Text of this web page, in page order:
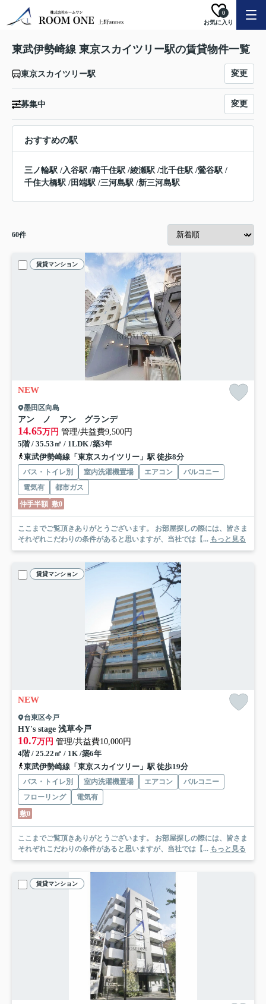
お気に入り
0
東武伊勢崎線 東京スカイツリー駅の賃貸物件一覧
東京スカイツリー駅 変更
募集中 変更
おすすめの駅
三ノ輪駅 /入谷駅 /南千住駅 /綾瀬駅 /北千住駅 /鶯谷駅 /
千住大橋駅 /田端駅 /三河島駅 /新三河島駅
60件
賃貸マンション
NEW
墨田区向島
アン ノ アン グランデ
14.65万円 管理/共益費9,500円
5階 / 35.53㎡ / 1LDK /築3年
東武伊勢崎線「東京スカイツリー」駅 徒歩8分
バス・トイレ別 室内洗濯機置場 エアコン
バルコニー
電気有
都市ガス
仲手半額 敷0
ここまでご覧頂きありがとうございます。 お部屋探しの際には、皆さま
それぞれこだわりの条件があると思いますが、当社では【... もっと見る
賃貸マンション
NEW
台東区今戸
HY's stage 浅草今戸
10.7万円 管理/共益費10,000円
4階 / 25.22㎡ / 1K /築6年
東武伊勢崎線「東京スカイツリー」駅 徒歩19分
バス・トイレ別 室内洗濯機置場 エアコン
バルコニー
フローリング
電気有
敷0
ここまでご覧頂きありがとうございます。 お部屋探しの際には、皆さま
それぞれこだわりの条件があると思いますが、当社では【... もっと見る
賃貸マンション